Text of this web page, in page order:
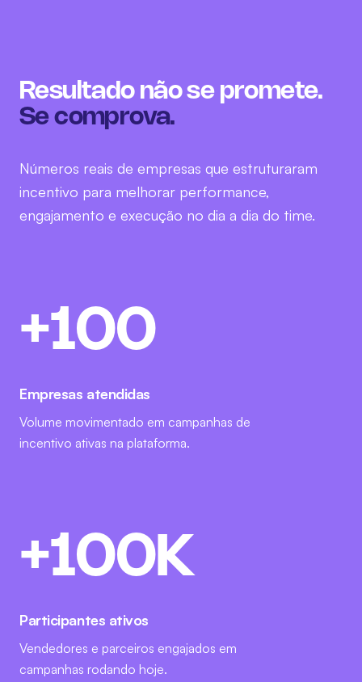
Engajamento na palma da
Números reais de empresas que estruturaram
incentivo para melhorar performance,
engajamento e execução no dia a dia do time.
+100
Empresas atendidas
Volume movimentado em campanhas de
incentivo ativas na plataforma.
+100 K
Participantes ativos
Vendedores e parceiros engajados em
campanhas rodando hoje.